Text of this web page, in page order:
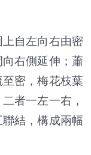
自左向右由密
右側延伸；蕭
密，梅花枝葉
者一左一右，
結，構成兩幅